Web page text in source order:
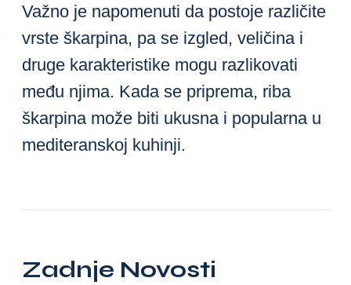
Važno je napomenuti da postoje različite
vrste škarpina, pa se izgled, veličina i
druge karakteristike mogu razlikovati
među njima. Kada se priprema, riba
škarpina može biti ukusna i popularna u
mediteranskoj kuhinji.
Zadnje Novosti